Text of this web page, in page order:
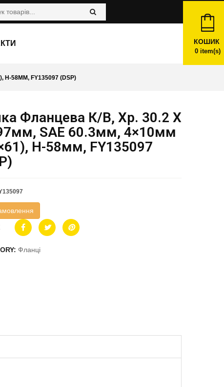
КОШИК
0item(s)
58ММ, FY135097 (DSP)
Фланцева К/в, Хр. 30.2 X
SAE 60.3мм, 4×10мм
H-58мм, FY135097
Фланці